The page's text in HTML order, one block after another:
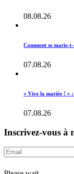
08.08.26
Comment se marie-
07.08.26
« Vive la mariée ! »
07.08.26
Inscrivez-vous à